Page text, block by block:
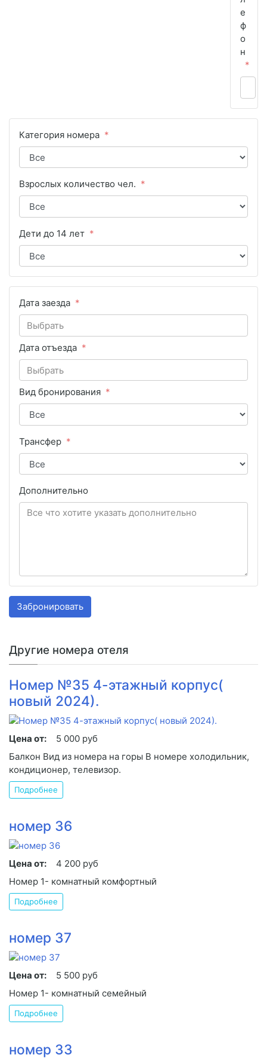
е
ф
о
н
Категория номера
Взрослых количество чел.
Дети до 14 лет
Дата заезда
Дата отъезда
Вид бронирования
Трансфер
Дополнительно
Забронировать
Другие номера отеля
Номер №35 4-этажный корпус(
новый 2024).
Цена от:
5 000 руб
Балкон Вид из номера на горы В номере холодильник,
кондиционер, телевизор.
Подробнее
номер 36
Цена от:
4 200 руб
Номер 1- комнатный комфортный
Подробнее
номер 37
Цена от:
5 500 руб
Номер 1- комнатный семейный
Подробнее
номер 33